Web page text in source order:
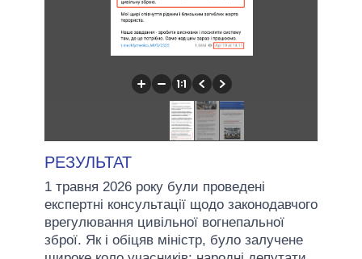
РЕЗУЛЬТАТ
1 травня 2026 року були проведені
експертні консультації щодо законодавчого
врегулювання цивільної вогнепальної
зброї. Як і обіцяв міністр, було залучене